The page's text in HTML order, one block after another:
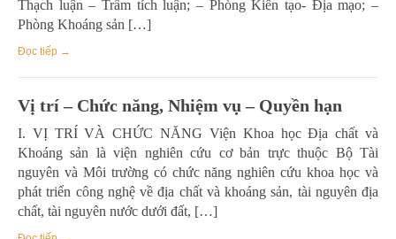
Thạch luận – Trầm tích luận; – Phòng Kiến tạo- Địa mạo; –
Phòng Khoáng sản […]
Đọc tiếp →
Vị trí – Chức năng, Nhiệm vụ – Quyền hạn
I. VỊ TRÍ VÀ CHỨC NĂNG Viện Khoa học Địa chất và
Khoáng sản là viện nghiên cứu cơ bản trực thuộc Bộ Tài
nguyên và Môi trường có chức năng nghiên cứu khoa học và
phát triển công nghệ về địa chất và khoáng sản, tài nguyên địa
chất, tài nguyên nước dưới đất, […]